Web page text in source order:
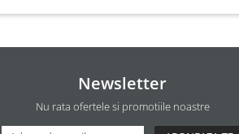
Newsletter
Nu rata ofertele si promotiile noastre